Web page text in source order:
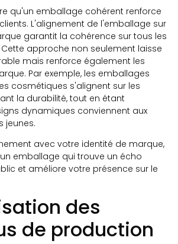
qu'un emballage cohérent renforce
L'alignement de l'emballage sur
garantit la cohérence sur tous les
approche non seulement laisse
mais renforce également les
Par exemple, les emballages
cosmétiques s'alignent sur les
la durabilité, tout en étant
dynamiques conviennent aux
jeunes.
avec votre identité de marque,
emballage qui trouve un écho
et améliore votre présence sur le
des
de production